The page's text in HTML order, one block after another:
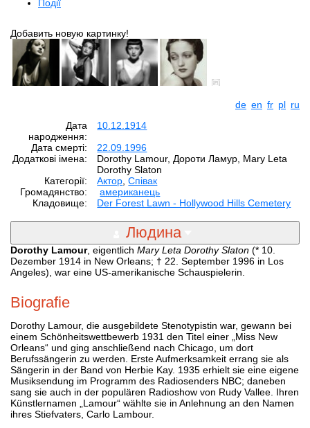
Події
Добавить новую картинку!
de en fr pl ru
Дата
народження:
10.12.1914
Дата смерті:
22.09.1996
Додаткові імена:
Dorothy Lamour, Дороти Ламур, Mary Leta
Dorothy Slaton
Категорії:
Aктор ,Співак
Громадянство:
американець
Кладовище:
Der Forest Lawn - Hollywood Hills Cemetery
Людина
Dorothy Lamour, eigentlich Mary Leta Dorothy Slaton (* 10.
Dezember 1914 in New Orleans; † 22. September 1996 in Los
Angeles), war eine US-amerikanische Schauspielerin.
Biografie
Dorothy Lamour, die ausgebildete Stenotypistin war, gewann bei
einem Schönheitswettbewerb 1931 den Titel einer „Miss New
Orleans“ und ging anschließend nach Chicago, um dort
Berufssängerin zu werden. Erste Aufmerksamkeit errang sie als
Sängerin in der Band von Herbie Kay. 1935 erhielt sie eine eigene
Musiksendung im Programm des Radiosenders NBC; daneben
sang sie auch in der populären Radioshow von Rudy Vallee. Ihren
Künstlernamen „Lamour“ wählte sie in Anlehnung an den Namen
ihres Stiefvaters, Carlo Lambour.